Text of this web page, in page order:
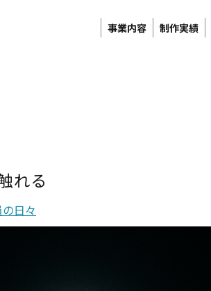
事業内容 制作実績
れる
日々